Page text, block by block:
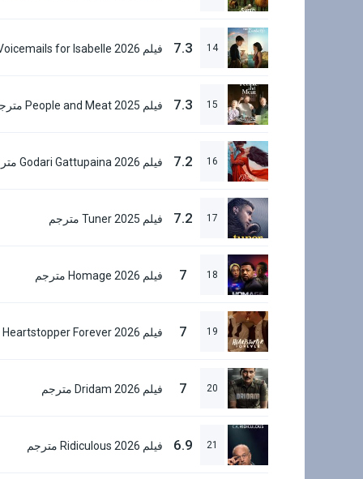
14
7.3
15
7.3 فيلم People and Meat 2025 مترجم
16
7.2 فيلم Godari Gattupaina 2026 مترجم
17
7.2 فيلم Tuner 2025 مترجم
18
7 فيلم Homage 2026 مترجم
19
7
20
7 فيلم Dridam 2026 مترجم
21
6.9 فيلم Ridiculous 2026 مترجم